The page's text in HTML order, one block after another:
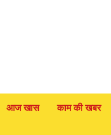
आज खास काम की खबर